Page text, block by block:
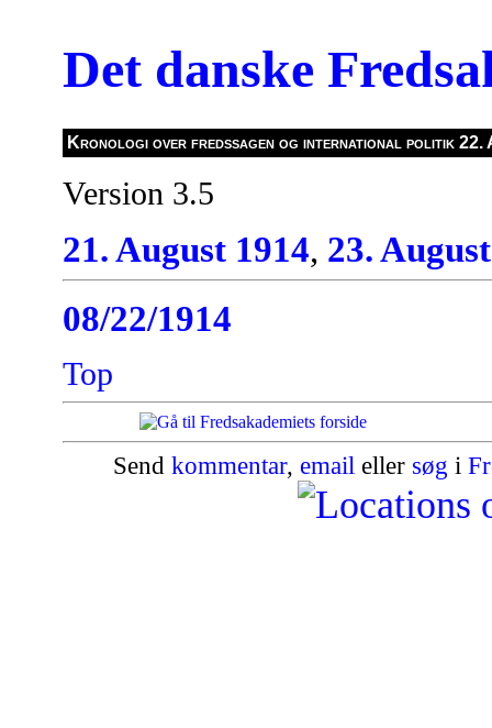
Det danske
Kronologi over fredssagen og international politik 22.
Version 3.5
21. August 1914, 23.
08/22/1914
Top
Send kommentar, email eller søg i